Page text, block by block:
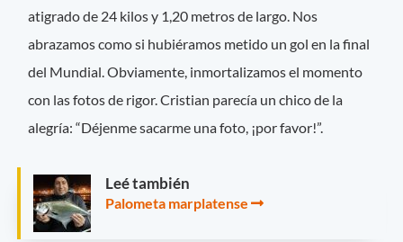
atigrado de 24 kilos y 1,20 metros de largo. Nos
abrazamos como si hubiéramos metido un gol en la final
del Mundial. Obviamente, inmortalizamos el momento
con las fotos de rigor. Cristian parecía un chico de la
alegría: “Déjenme sacarme una foto, ¡por favor!”.
Leé también
Palometa marplatense